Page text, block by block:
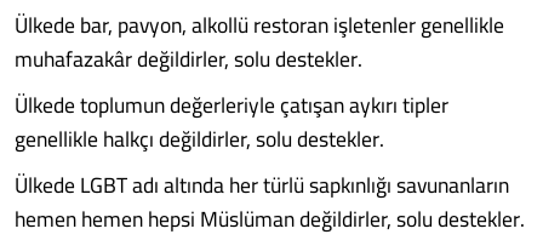
Ülkede bar, pavyon, alkollü restoran işletenler genellikle
muhafazakâr değildirler, solu destekler.
Ülkede toplumun değerleriyle çatışan aykırı tipler
genellikle halkçı değildirler, solu destekler.
Ülkede LGBT adı altında her türlü sapkınlığı savunanların
hemen hemen hepsi Müslüman değildirler, solu destekler.